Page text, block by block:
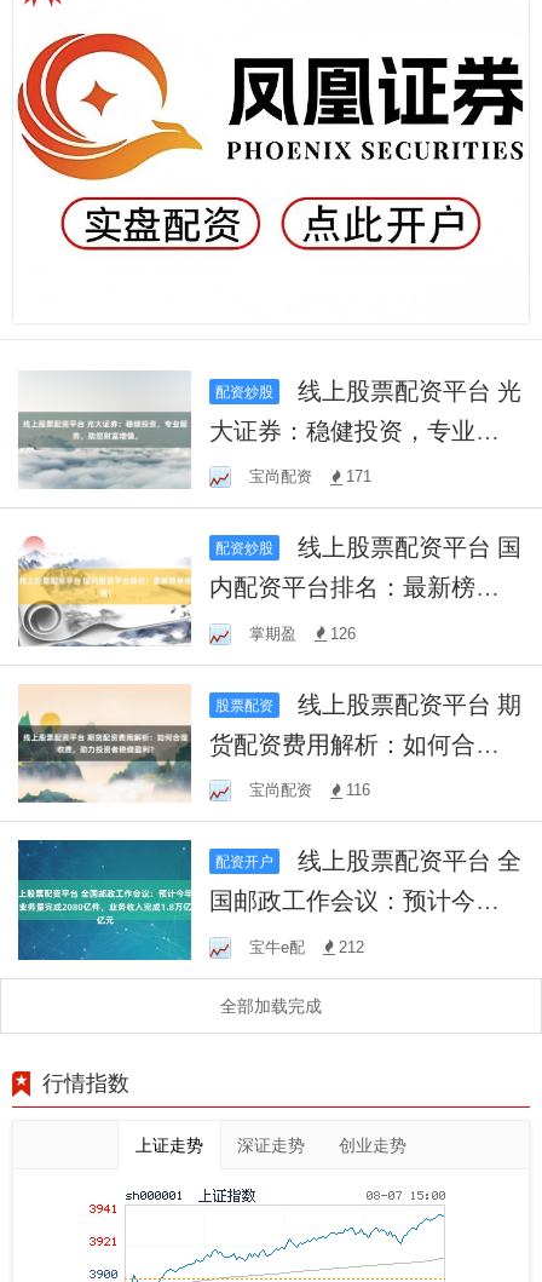
配资炒股
线上股票配资平台 光
大证券：稳健投资，专业服
务，助您财富增值。
宝尚配资 171
配资炒股
线上股票配资平台 国
内配资平台排名：最新榜单
揭晓！
掌期盈 126
股票配资
线上股票配资平台 期
货配资费用解析：如何合理
收费，助力投资者稳健盈
利？
宝尚配资 116
配资开户
线上股票配资平台 全
国邮政工作会议：预计今年
寄递业务量完成2080亿件，
业务收入完成1.8万亿元
宝牛e配 212
全部加载完成
行情指数
上证走势 深证走势 创业走势